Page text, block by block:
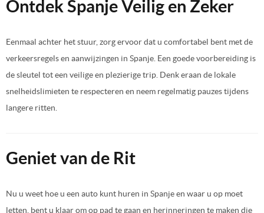
Ontdek Spanje Veilig en Zeker
Eenmaal achter het stuur, zorg ervoor dat u comfortabel bent met de
verkeersregels en aanwijzingen in Spanje. Een goede voorbereiding is
de sleutel tot een veilige en plezierige trip. Denk eraan de lokale
snelheidslimieten te respecteren en neem regelmatig pauzes tijdens
langere ritten.
Geniet van de Rit
Nu u weet hoe u een auto kunt huren in Spanje en waar u op moet
letten, bent u klaar om op pad te gaan en herinneringen te maken die